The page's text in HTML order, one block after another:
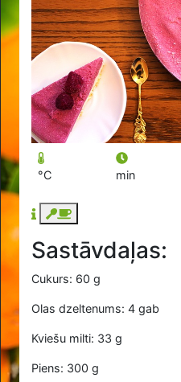
°C min
Sastāvdaļas:
Cukurs: 60 g
Olas dzeltenums: 4 gab
Kviešu milti: 33 g
Piens: 300 g